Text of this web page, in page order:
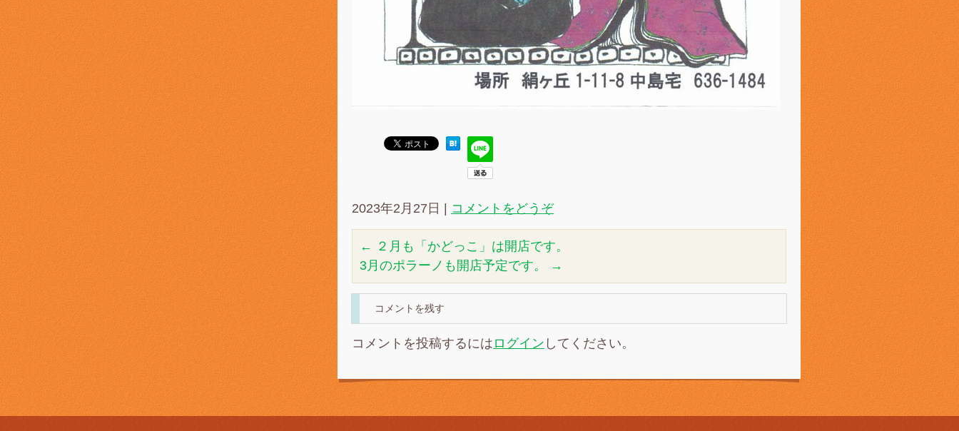
2023年2月27日 コメントをどうぞ
← ２月も「かどっこ」は開店です。
3月のポラーノも開店予定です。
→
コメントを残す
コメントを投稿するには ログイン してください。